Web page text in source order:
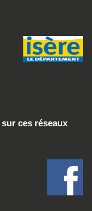
sur ces réseaux